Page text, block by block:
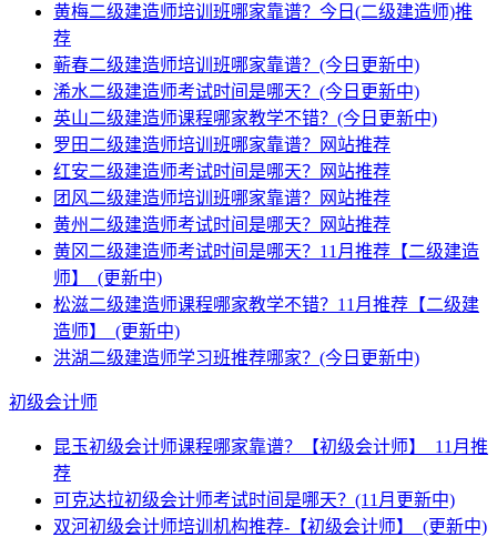
黄梅二级建造师培训班哪家靠谱？今日(二级建造师)推
荐
蕲春二级建造师培训班哪家靠谱？(今日更新中)
浠水二级建造师考试时间是哪天？(今日更新中)
英山二级建造师课程哪家教学不错？(今日更新中)
罗田二级建造师培训班哪家靠谱？网站推荐
红安二级建造师考试时间是哪天？网站推荐
团风二级建造师培训班哪家靠谱？网站推荐
黄州二级建造师考试时间是哪天？网站推荐
黄冈二级建造师考试时间是哪天？11月推荐【二级建造
师】_(更新中)
松滋二级建造师课程哪家教学不错？11月推荐【二级建
造师】_(更新中)
洪湖二级建造师学习班推荐哪家？(今日更新中)
初级会计师
昆玉初级会计师课程哪家靠谱？【初级会计师】_11月推
荐
可克达拉初级会计师考试时间是哪天？(11月更新中)
双河初级会计师培训机构推荐-【初级会计师】_(更新中)